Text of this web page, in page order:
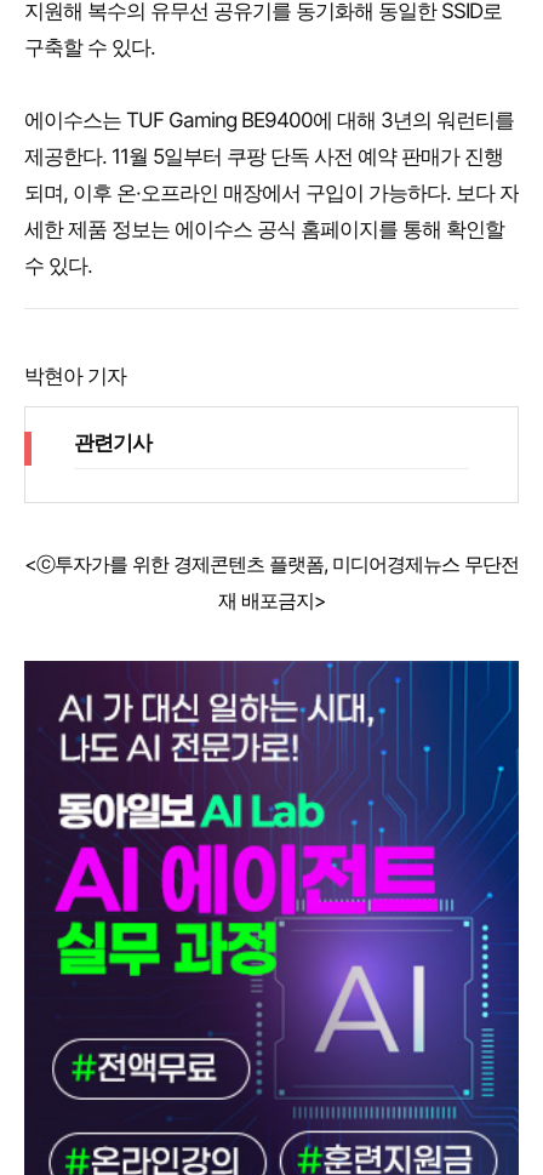
지원해 복수의 유무선 공유기를 동기화해 동일한 SSID로
구축할 수 있다.
에이수스는 TUF Gaming BE9400에 대해 3년의 워런티를
제공한다. 11월 5일부터 쿠팡 단독 사전 예약 판매가 진행
되며, 이후 온·오프라인 매장에서 구입이 가능하다. 보다 자
세한 제품 정보는 에이수스 공식 홈페이지를 통해 확인할
수 있다.
박현아 기자
관련기사
<ⓒ투자가를 위한 경제콘텐츠 플랫폼, 미디어경제뉴스 무단전
재 배포금지>